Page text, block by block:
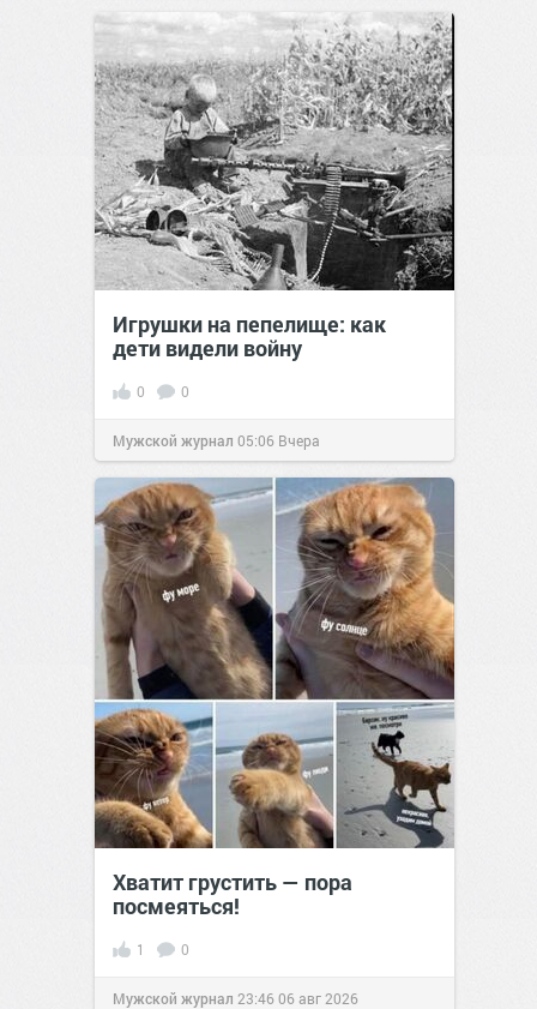
Игрушки на пепелище: как
дети видели войну
0 0
Мужской журнал 05:06 Вчера
Хватит грустить — пора
посмеяться!
1 0
Мужской журнал 23:4606 авг 2026